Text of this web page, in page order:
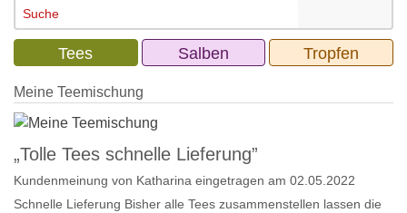
Tees Salben Tropfen
Meine Teemischung
„Tolle Tees schnelle Lieferung”
Kundenmeinung von Katharina eingetragen am 02.05.2022
Schnelle Lieferung Bisher alle Tees zusammenstellen lassen die